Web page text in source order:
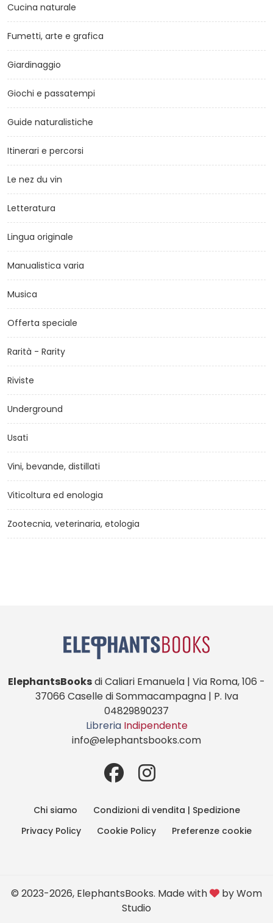
Cucina naturale
Fumetti, arte e grafica
Giardinaggio
Giochi e passatempi
Guide naturalistiche
Itinerari e percorsi
Le nez du vin
Letteratura
Lingua originale
Manualistica varia
Musica
Offerta speciale
Rarità - Rarity
Riviste
Underground
Usati
Vini, bevande, distillati
Viticoltura ed enologia
Zootecnia, veterinaria, etologia
ElephantsBooksdi Caliari Emanuela | Via Roma, 106 -
37066 Caselle di Sommacampagna | P. Iva
04829890237
Libreria Indipendente
info@elephantsbooks.com
Chi siamo
Condizioni di vendita | Spedizione
Privacy Policy
Cookie Policy Preferenze cookie
© 2023-2026, ElephantsBooks. Made with byWom
Studio